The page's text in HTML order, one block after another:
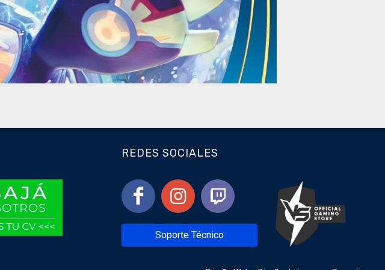
REDES SOCIALES
Soporte Técnico